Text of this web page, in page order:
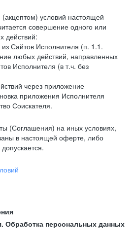
условий настоящей
совершение одного или
действий:
Сайтов Исполнителя (п. 1.1.
любых действий, направленных
Исполнителя (в т.ч. без
через приложение
приложения Исполнителя
Соискателя.
(Соглашения) на иных условиях,
в настоящей оферте, либо
Обработка персональных данных